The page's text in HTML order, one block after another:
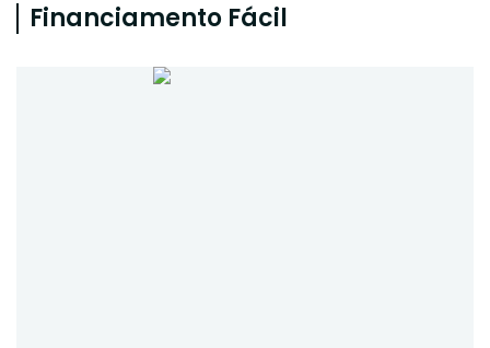
Financiamento Fácil